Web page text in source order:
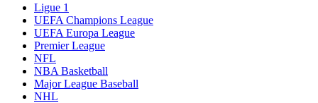
Ligue 1
UEFA Champions League
UEFA Europa League
Premier League
NFL
NBA Basketball
Major League Baseball
NHL